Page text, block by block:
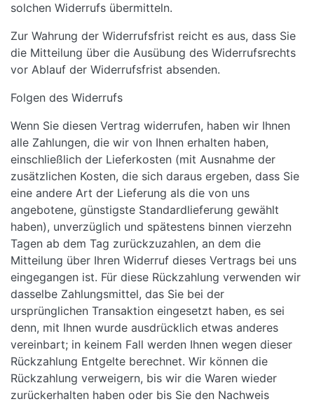
solchen Widerrufs übermitteln.
Zur Wahrung der Widerrufsfrist reicht es aus, dass Sie
die Mitteilung über die Ausübung des Widerrufsrechts
vor Ablauf der Widerrufsfrist absenden.
Folgen des Widerrufs
Wenn Sie diesen Vertrag widerrufen, haben wir Ihnen
alle Zahlungen, die wir von Ihnen erhalten haben,
einschließlich der Lieferkosten (mit Ausnahme der
zusätzlichen Kosten, die sich daraus ergeben, dass Sie
eine andere Art der Lieferung als die von uns
angebotene, günstigste Standardlieferung gewählt
haben), unverzüglich und spätestens binnen vierzehn
Tagen ab dem Tag zurückzuzahlen, an dem die
Mitteilung über Ihren Widerruf dieses Vertrags bei uns
eingegangen ist. Für diese Rückzahlung verwenden wir
dasselbe Zahlungsmittel, das Sie bei der
ursprünglichen Transaktion eingesetzt haben, es sei
denn, mit Ihnen wurde ausdrücklich etwas anderes
vereinbart; in keinem Fall werden Ihnen wegen dieser
Rückzahlung Entgelte berechnet. Wir können die
Rückzahlung verweigern, bis wir die Waren wieder
zurückerhalten haben oder bis Sie den Nachweis